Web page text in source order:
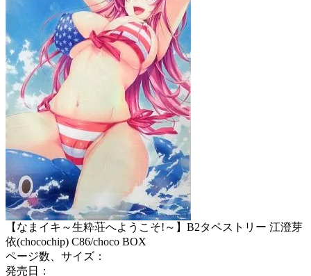
【なまイキ～生粋荘へようこそ!～】B2タペストリー 江澄芽
依(chocochip) C86/choco BOX
ページ数、サイズ：
発売日：